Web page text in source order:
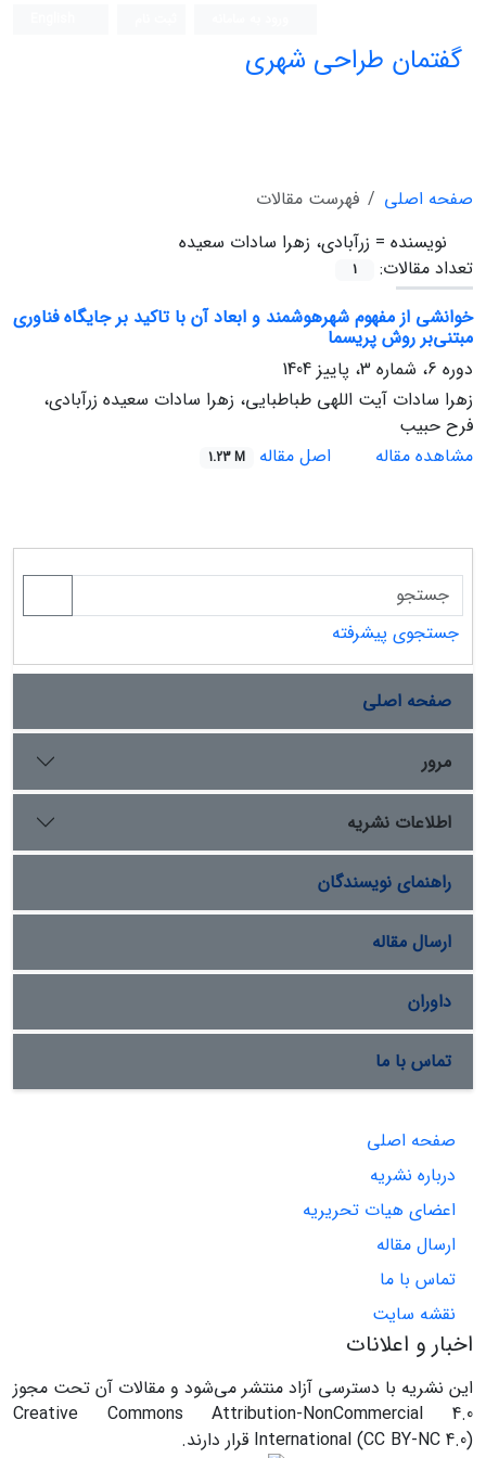
گفتمان طراحی شهری
صفحه اصلی
فهرست مقالات
نویسنده = زرآبادی، زهرا سادات سعیده
تعداد مقالات:
1
خوانشی از مفهوم شهرهوشمند و ابعاد آن با تاکید بر جایگاه فناوری
مبتنی‌بر روش پریسما
دوره 6، شماره 3، پاییز 1404
زهرا سادات آیت اللهی طباطبایی، زهرا سادات سعیده زرآبادی،
فرح حبیب
مشاهده مقاله
اصل مقاله 1.23 M
جستجوی پیشرفته
صفحه اصلی
مرور
اطلاعات نشریه
راهنمای نویسندگان
ارسال مقاله
داوران
تماس با ما
صفحه اصلی
درباره نشریه
اعضای هیات تحریریه
ارسال مقاله
تماس با ما
نقشه سایت
اخبار و اعلانات
این نشریه با دسترسی آزاد منتشر می‌شود و مقالات آن تحت مجوز
Creative Commons Attribution-NonCommercial 4.0
International (CC BY-NC 4.0) قرار دارند.